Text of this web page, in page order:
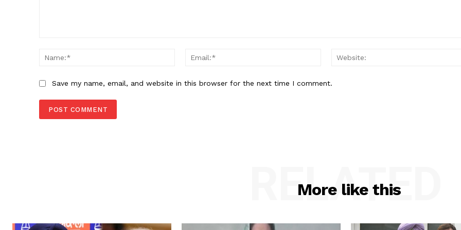
Name:*
Email:*
Save my name, email, and website in this browser for the next time I comment.
More like this
RELATED